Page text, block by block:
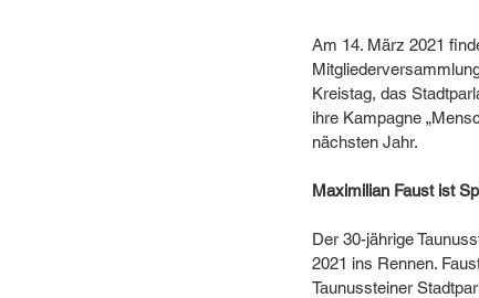
Am 14. März 2021
Kreistag, das
ihre Kampagne
nächsten Jahr.
Maximilian Faust ist
Der 30-jährige
2021 ins Rennen.
Taunussteiner